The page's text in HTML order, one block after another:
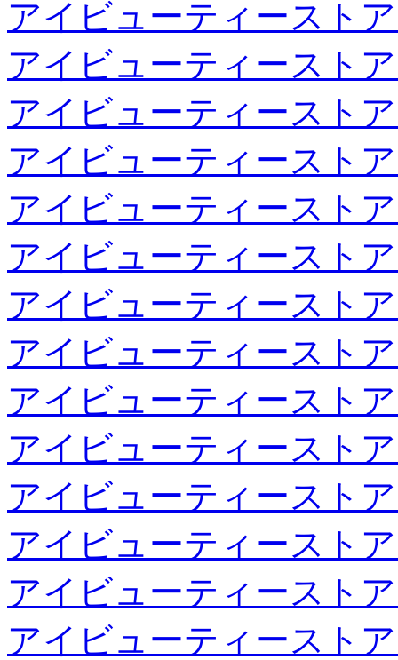
アイビューティースト
アイビューティースト
アイビューティースト
アイビューティースト
アイビューティースト
アイビューティースト
アイビューティースト
アイビューティースト
アイビューティースト
アイビューティースト
アイビューティースト
アイビューティースト
アイビューティースト
アイビューティースト